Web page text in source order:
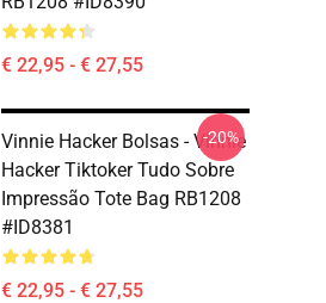
€ 22,95 - € 27,55
Vinnie Hacker Bolsas - Vinnie
Hacker Tiktoker Tudo Sobre
Impressão Tote Bag RB1208
#ID8381
€ 22,95 - € 27,55
-20%